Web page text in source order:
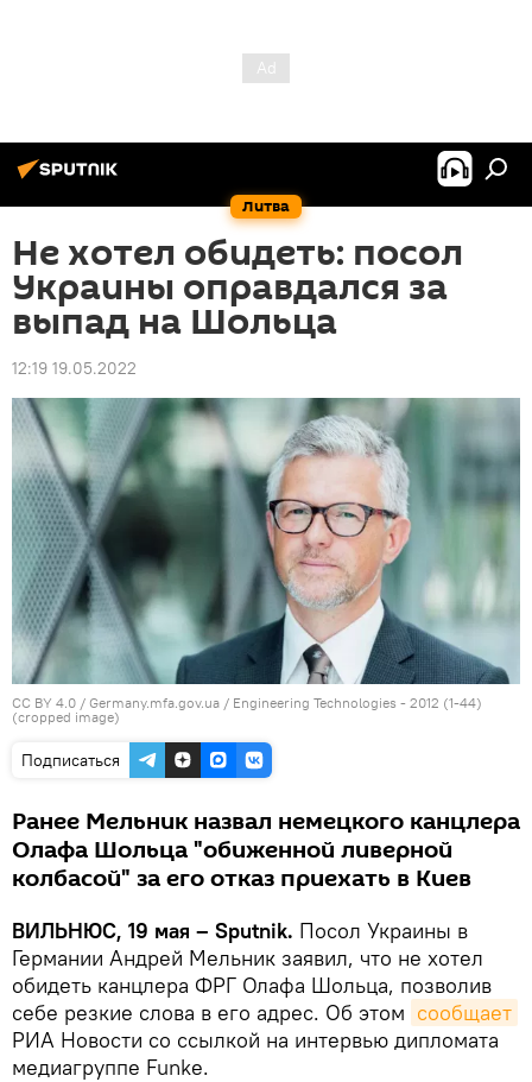
Литва
Не хотел обидеть: посол
Украины оправдался за
выпад на Шольца
12:19 19.05.2022
CC BY 4.0 / Germany.mfa.gov.ua / Engineering Technologies - 2012 (1-44)
(cropped image)
Подписаться
Ранее Мельник назвал немецкого канцлера
Олафа Шольца "обиженной ливерной
колбасой" за его отказ приехать в Киев
ВИЛЬНЮС, 19 мая – Sputnik. Посол Украины в
Германии Андрей Мельник заявил, что не хотел
обидеть канцлера ФРГ Олафа Шольца, позволив
себе резкие слова в его адрес. Об этом сообщает
РИА Новости со ссылкой на интервью дипломата
медиагруппе Funke.